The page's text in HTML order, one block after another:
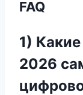
FAQ
1)
2026